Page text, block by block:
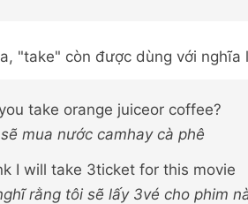
"take" còn được dùng với nghĩa
take orange juiceor coffee?
mua nước camhay cà phê
I will take 3ticket for this movie
rằng tôi sẽ lấy 3vé cho phim